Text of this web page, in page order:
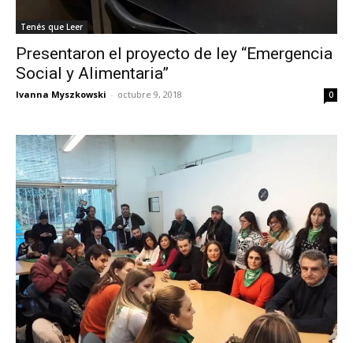
Tenés que Leer
Presentaron el proyecto de ley “Emergencia
Social y Alimentaria”
Ivanna Myszkowski - octubre 9, 2018 0